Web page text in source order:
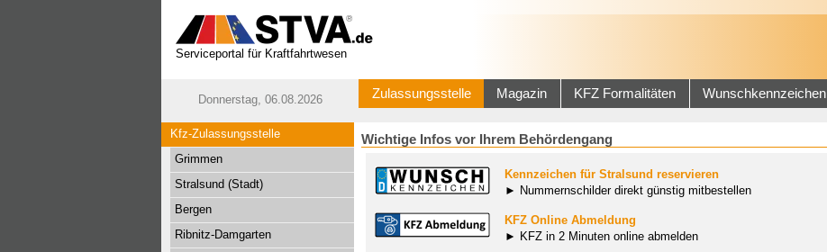
Serviceportal für Kraftfahrtwesen
Donnerstag, 06.08.2026 Zulassungsstelle Magazin KFZ Formalitäten Wunschkennzeichen
Kfz-Zulassungsstelle
Grimmen
Stralsund (Stadt)
Bergen
Ribnitz-Damgarten
Wichtige Infos vor Ihrem Behördengang
Kennzeichen für Stralsund reservieren
► Nummernschilder direkt günstig mitbestellen
KFZ Online Abmeldung
► KFZ in 2 Minuten online abmelden